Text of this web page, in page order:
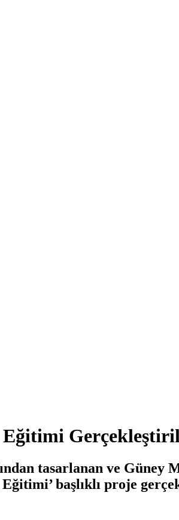
Eğitimi
tasarlanan ve Güney
başlıklı proje